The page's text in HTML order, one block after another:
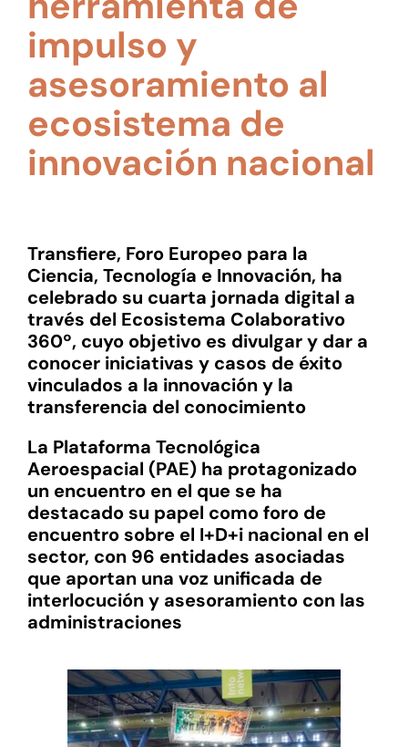
impulso y
asesoramiento al
ecosistema de
innovación nacional
Transfiere, Foro Europeo para la
Ciencia, Tecnología e Innovación, ha
celebrado su cuarta jornada digital a
través del Ecosistema Colaborativo
360º, cuyo objetivo es divulgar y dar a
conocer iniciativas y casos de éxito
vinculados a la innovación y la
transferencia del conocimiento
La Plataforma Tecnológica
Aeroespacial (PAE) ha protagonizado
un encuentro en el que se ha
destacado su papel como foro de
encuentro sobre el I+D+i nacional en el
sector, con 96 entidades asociadas
que aportan una voz unificada de
interlocución y asesoramiento con las
administraciones